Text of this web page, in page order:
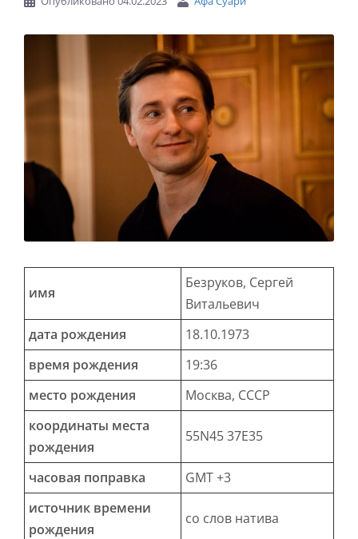
имя
Безруков, Сергей
Витальевич
дата рождения
18.10.1973
время рождения
19:36
место рождения
Москва, СССР
координаты места
рождения
55N45 37E35
часовая поправка
GMT +3
источник времени
рождения
со слов натива